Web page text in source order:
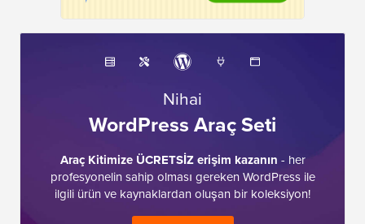
Nihai
WordPress Araç Seti
Araç Kitimize ÜCRETSİZ erişim kazanın - her
profesyonelin sahip olması gereken WordPress ile
ilgili ürün ve kaynaklardan oluşan bir koleksiyon!